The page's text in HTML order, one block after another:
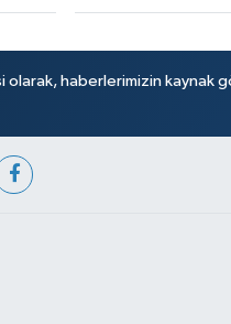
olarak, haberlerimizin kaynak